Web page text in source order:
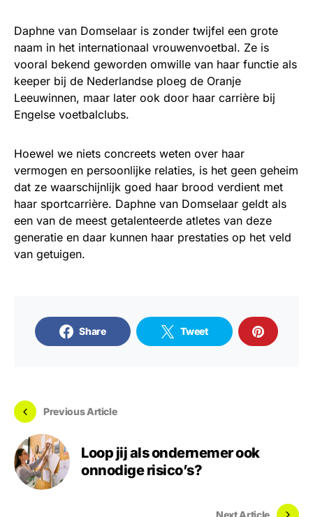
Daphne van Domselaar is zonder twijfel een grote
naam in het internationaal vrouwenvoetbal. Ze is
vooral bekend geworden omwille van haar functie als
keeper bij de Nederlandse ploeg de Oranje
Leeuwinnen, maar later ook door haar carrière bij
Engelse voetbalclubs.
Hoewel we niets concreets weten over haar
vermogen en persoonlijke relaties, is het geen geheim
dat ze waarschijnlijk goed haar brood verdient met
haar sportcarrière. Daphne van Domselaar geldt als
een van de meest getalenteerde atletes van deze
generatie en daar kunnen haar prestaties op het veld
van getuigen.
Share Tweet
Previous Article
Loop jij als ondernemer ook
onnodige risico’s?